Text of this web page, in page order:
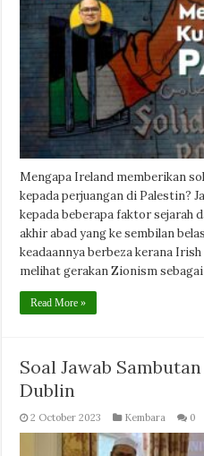
Mengapa Ireland memberikan
kepada perjuangan di Palestin?
kepada beberapa faktor sejarah
akhir abad yang ke sembilan
keadaannya berbeza kerana
melihat gerakan Zionism
Read More »
Soal Jawab
Dublin
2 October 2023 Kembara 0